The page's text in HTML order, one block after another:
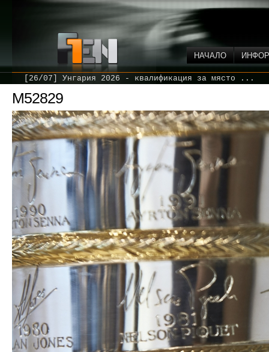
НАЧАЛО
[26/07] Унгария 2026 - квалификация за място ...
M52829